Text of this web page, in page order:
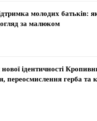
молодих батьків:
за малюком
ідентичності
переосмислення герба та